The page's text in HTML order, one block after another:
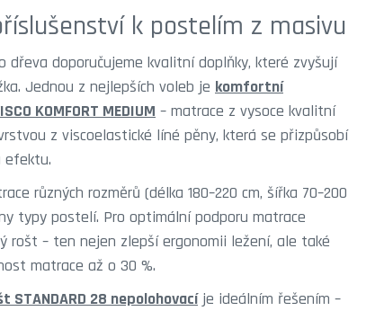
k postelím z masivu
dřeva doporučujeme kvalitní doplňky, které zvyšují
Jednou z nejlepších voleb je komfortní
KOMFORT MEDIUM – matrace z vysoce kvalitní
z viscoelastické líné pěny, která se přizpůsobí
efektu.
různých rozměrů (délka 180–220 cm, šířka 70–200
typy postelí. Pro optimální podporu matrace
rošt – ten nejen zlepší ergonomii ležení, ale také
matrace až o 30 %.
STANDARD 28 nepolohovacíje ideálním řešením –